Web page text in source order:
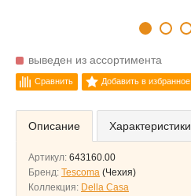
выведен из ассортимента
Сравнить Добавить в избранное
Описание Характеристики
Артикул: 643160.00
Бренд: Tescoma (Чехия)
Коллекция: Della Casa